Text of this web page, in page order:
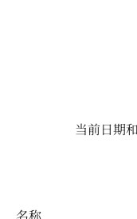
当前日期